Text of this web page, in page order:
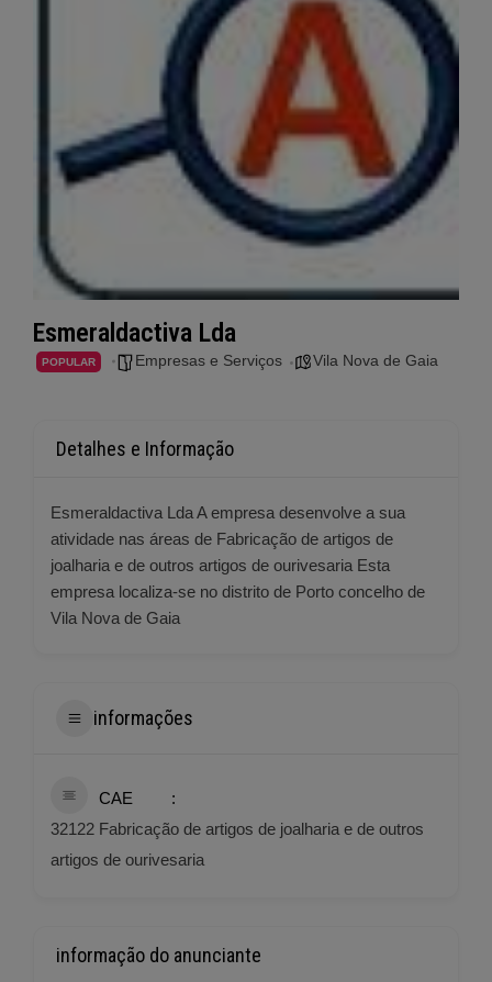
Esmeraldactiva Lda
POPULAR Empresas e Serviços Vila Nova de Gaia
Detalhes e Informação
Esmeraldactiva Lda A empresa desenvolve a sua
atividade nas áreas de Fabricação de artigos de
joalharia e de outros artigos de ourivesaria Esta
empresa localiza-se no distrito de Porto concelho de
Vila Nova de Gaia
informações
CAE
32122 Fabricação de artigos de joalharia e de outros
artigos de ourivesaria
informação do anunciante